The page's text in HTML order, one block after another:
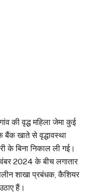
की वृद्ध महिला जेमा कुई
बैंक खाते से वृद्धावस्था
के बिना निकाल ली गई।
2024 के बीच लगातार
शाखा प्रबंधक, कैशियर
हैं।